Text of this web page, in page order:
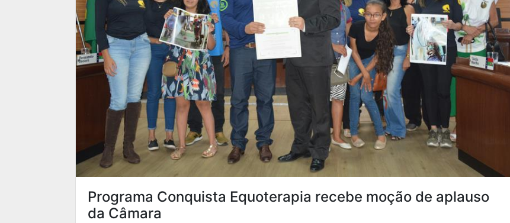
Programa Conquista Equoterapia recebe moção de aplauso
da Câmara